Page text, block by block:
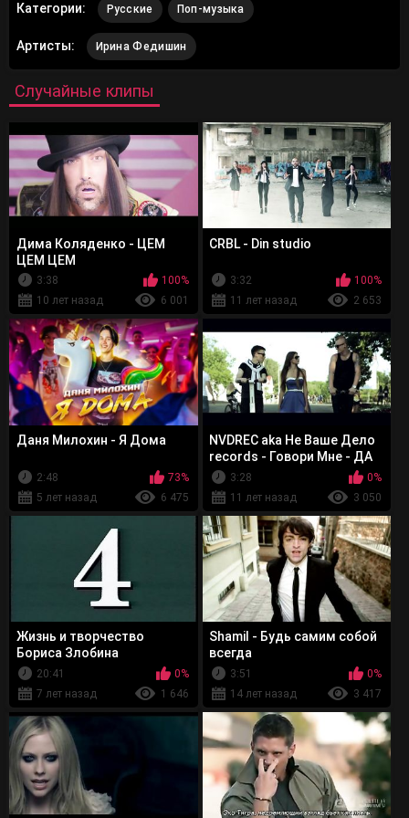
Категории: Русские Поп-музыка
Артисты: Ирина Федишин
Случайные клипы
Дима Коляденко - ЦЕМ
ЦЕМ ЦЕМ
3:38
100%
10 лет назад
6 001
CRBL - Din studio
3:32
100%
11 лет назад
2 653
Даня Милохин - Я Дома
2:48
73%
5 лет назад
6 475
NVDREC aka Не Ваше Дело
records - Говори Мне - ДА
3:28
0%
11 лет назад
3 050
Жизнь и творчество
Бориса Злобина
20:41
0%
7 лет назад
1 646
Shamil - Будь самим собой
всегда
3:51
0%
14 лет назад
3 417